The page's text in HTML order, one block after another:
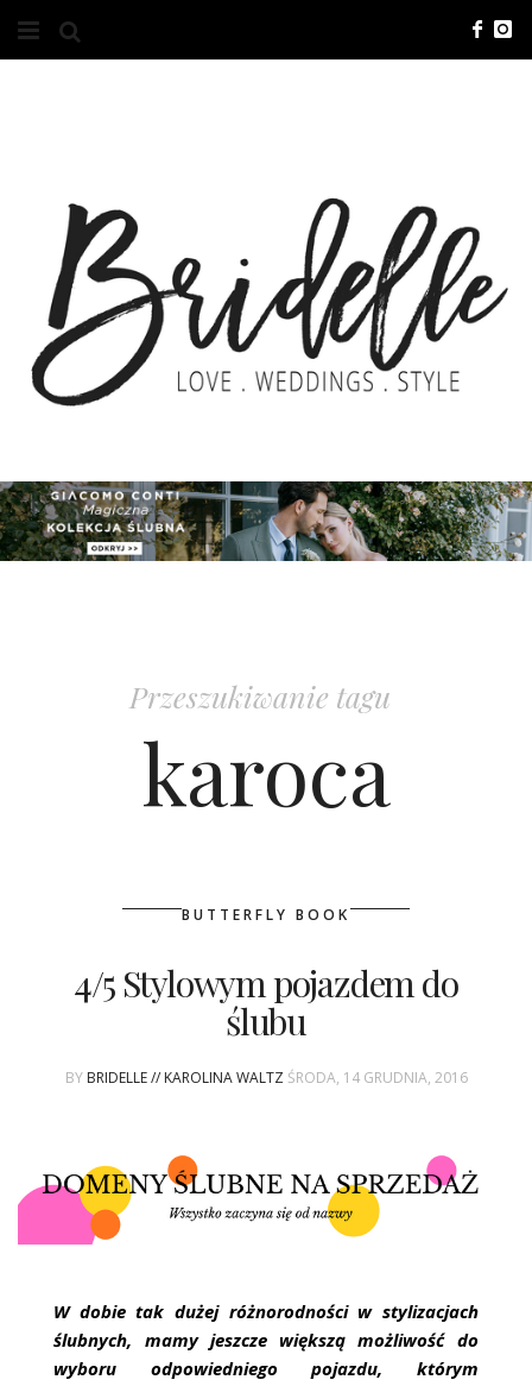
O NAS
KONTAKT
REKLAMA
ADVERTISING
ZGŁOSZENIA
ŚLUBNE STYLE
ARCHIWUM
Przeszukiwanie tagu
karoca
BUTTERFLY BOOK
4/5 Stylowym pojazdem do
ślubu
BY BRIDELLE // KAROLINA WALTZ ŚRODA, 14 GRUDNIA, 2016
W dobie tak dużej różnorodności w stylizacjach
ślubnych, mamy jeszcze większą możliwość do
wyboru odpowiedniego pojazdu, którym